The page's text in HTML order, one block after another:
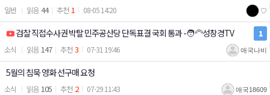
일반
사범 매년 느는데…보완수사 폐지에 檢 고심
♡
44 1 08-05 14:20
소식
검찰 직접수사권 박탈 민주공산당 단독표결 국회 통과 -🧑‍🦳성창경TV 1
애국나비
147 3 07-31 19:46
소식
5월의 침묵 영화 선구매 요청
애국18609
105 2 07-29 11:43